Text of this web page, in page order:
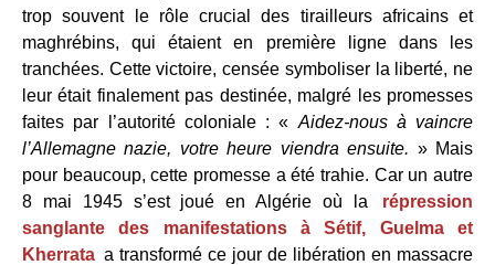
trop souvent le rôle crucial des tirailleurs africains et
maghrébins, qui étaient en première ligne dans les
tranchées. Cette victoire, censée symboliser la liberté, ne
leur était finalement pas destinée, malgré les promesses
faites par l’autorité coloniale : « Aidez-nous à vaincre
l’Allemagne nazie, votre heure viendra ensuite. » Mais
pour beaucoup, cette promesse a été trahie. Car un autre
8 mai 1945 s’est joué en Algérie où la
répression
sanglante des manifestations à Sétif, Guelma et
Kherrata a transformé ce jour de libération en massacre